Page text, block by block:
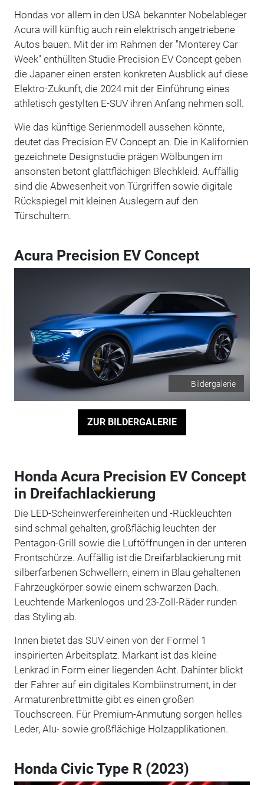
Hondas vor allem in den USA bekannter Nobelableger
Acura will künftig auch rein elektrisch angetriebene
Autos bauen. Mit der im Rahmen der "Monterey Car
Week" enthüllten Studie Precision EV Concept geben
die Japaner einen ersten konkreten Ausblick auf diese
Elektro-Zukunft, die 2024 mit der Einführung eines
athletisch gestylten E-SUV ihren Anfang nehmen soll.
Wie das künftige Serienmodell aussehen könnte,
deutet das Precision EV Concept an. Die in Kalifornien
gezeichnete Designstudie prägen Wölbungen im
ansonsten betont glattflächigen Blechkleid. Auffällig
sind die Abwesenheit von Türgriffen sowie digitale
Rückspiegel mit kleinen Auslegern auf den
Türschultern.
Acura Precision EV Concept
Bildergalerie
ZUR BILDERGALERIE
Honda Acura Precision EV Concept
in Dreifachlackierung
Die LED-Scheinwerfereinheiten und -Rückleuchten
sind schmal gehalten, großflächig leuchten der
Pentagon-Grill sowie die Luftöffnungen in der unteren
Frontschürze. Auffällig ist die Dreifarblackierung mit
silberfarbenen Schwellern, einem in Blau gehaltenen
Fahrzeugkörper sowie einem schwarzen Dach.
Leuchtende Markenlogos und 23-Zoll-Räder runden
das Styling ab.
Innen bietet das SUV einen von der Formel 1
inspirierten Arbeitsplatz. Markant ist das kleine
Lenkrad in Form einer liegenden Acht. Dahinter blickt
der Fahrer auf ein digitales Kombiinstrument, in der
Armaturenbrettmitte gibt es einen großen
Touchscreen. Für Premium-Anmutung sorgen helles
Leder, Alu- sowie großflächige Holzapplikationen.
Honda Civic Type R (2023)